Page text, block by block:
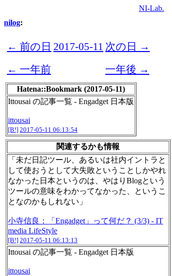
NI-Lab.
nilog:
← 前の日 2017-05-11 次の日 →
← 一年前
一年後 →
Hatena::Bookmark (2017-05-11)
Ittousai の記事一覧 - Engadget 日本版
ittousai
[B!] 2017-05-11 06:13:54
関連するかも情報
「未だ日記ツール、あるいは社内イントラと
して使おうとして大失敗ということしかやれ
なかった日本というのは、やはりBlogという
ツールの意味をわかってなかった、というこ
となのかもしれない」
小寺信良：「Engadget」って何だ？ (3/3) - IT
media LifeStyle
[B!] 2017-05-11 06:13:13
Ittousai の記事一覧 - Engadget 日本版
ittousai